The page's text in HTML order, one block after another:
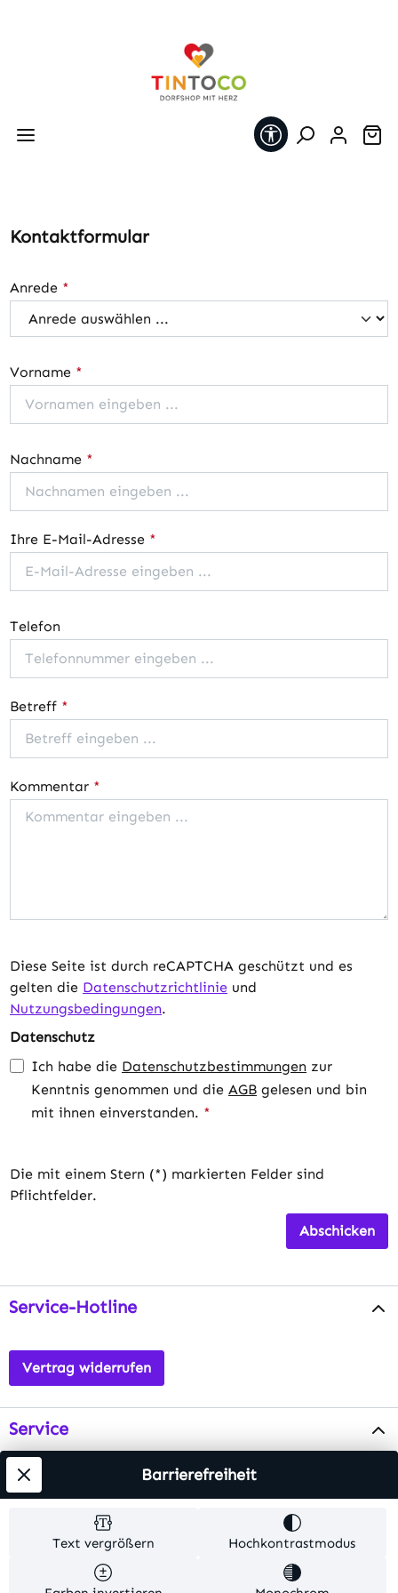
Werkzeugleiste
Kontaktformular
Anrede *
Vorname *
Nachname *
Ihre E-Mail-Adresse *
Telefon
Betreff *
Kommentar *
Diese Seite ist durch reCAPTCHA geschützt und es
gelten die Datenschutzrichtlinie und
Nutzungsbedingungen.
Datenschutz
Ich habe die Datenschutzbestimmungen zur
Kenntnis genommen und die AGB gelesen und bin
mit ihnen einverstanden. *
Die mit einem Stern (*) markierten Felder sind
Pflichtfelder.
Abschicken
Service-Hotline
Vertrag widerrufen
Service
Info
Alle Preise inkl. gesetzl. Mehrwertsteuer zzgl.
Text vergrößern Hochkontrastmodus
Barrierefreiheit